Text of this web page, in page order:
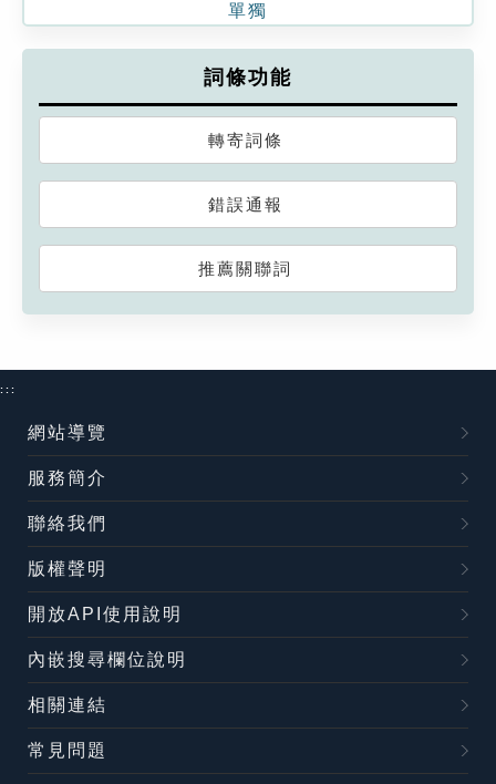
單獨
詞條功能
轉寄詞條
錯誤通報
推薦關聯詞
:::
網站導覽
服務簡介
聯絡我們
版權聲明
開放API使用說明
內嵌搜尋欄位說明
相關連結
常見問題